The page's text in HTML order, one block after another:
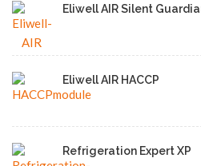
Eliwell AIR Silent
Eliwell AIR HACCP
Refrigeration Expert XP